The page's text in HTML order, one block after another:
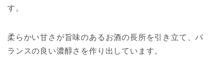
す。
柔らかい甘さが旨味のあるお酒の長所を引き立て、バ
ランスの良い濃醇さを作り出しています。